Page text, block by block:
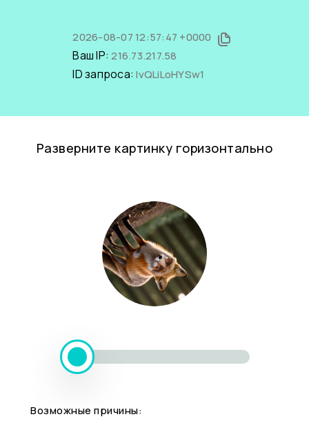
2026-08-07 12:57:47 +0000
Ваш IP:216.73.217.58
ID запроса:lvQLiLoHYSw1
Разверните картинку горизонтально
Возможные причины: